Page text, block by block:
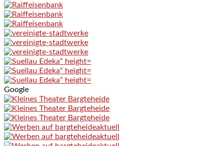
Google